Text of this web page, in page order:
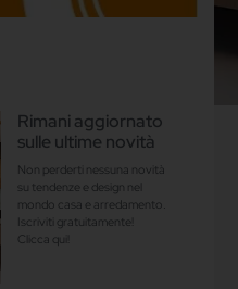
Rimani aggiornato
sulle ultime novità
Non perderti nessuna novità
su tendenze e design nel
mondo casa e arredamento.
Iscriviti gratuitamente!
Clicca qui!